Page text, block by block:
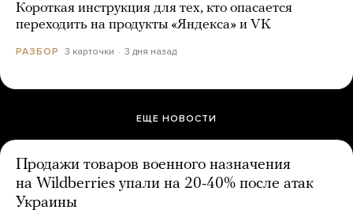
Короткая инструкция для тех, кто опасается
переходить на продукты «Яндекса» и VK
РАЗБОР 3 карточки 3 дня назад
ЕЩЕ НОВОСТИ
Продажи товаров военного назначения
на Wildberries упали на 20-40% после атак
Украины